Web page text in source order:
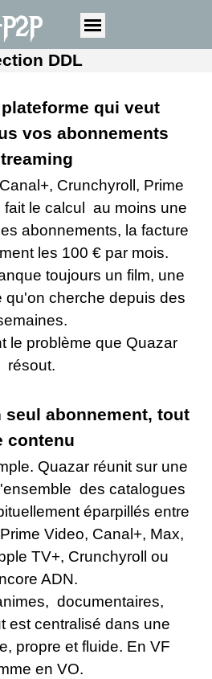
DDL
qui veut
vos abonnements
Crunchyroll, Prime
fait le calcul au moins une
abonnements, la facture
les 100 € par mois.
toujours un film, une
qu'on cherche depuis des
le problème que Quazar
résout.
seul abonnement, tout
contenu
Quazar réunit sur une
des catalogues
éparpillés entre
Video, Canal+, Max,
TV+, Crunchyroll ou
ADN.
documentaires,
est centralisé dans une
propre et fluide. En VF
en VO.